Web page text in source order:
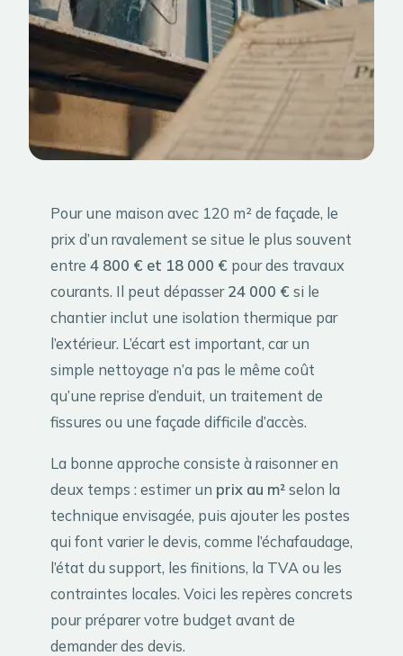
Pour une maison avec 120 m² de façade, le
prix d’un ravalement se situe le plus souvent
entre 4 800 € et 18 000 € pour des travaux
courants. Il peut dépasser24 000 € si le
chantier inclut une isolation thermique par
l’extérieur. L’écart est important, car un
simple nettoyage n’a pas le même coût
qu’une reprise d’enduit, un traitement de
fissures ou une façade difficile d’accès.
La bonne approche consiste à raisonner en
deux temps : estimer un prix au m²selon la
technique envisagée, puis ajouter les postes
qui font varier le devis, comme l’échafaudage,
l’état du support, les finitions, la TVA ou les
contraintes locales. Voici les repères concrets
pour préparer votre budget avant de
demander des devis.